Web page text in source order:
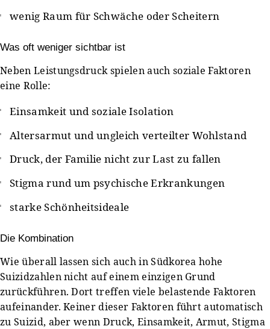
wenig Raum für Schwäche oder Scheitern
Was oft weniger sichtbar ist
Neben Leistungsdruck spielen auch soziale Faktoren
eine Rolle:
Einsamkeit und soziale Isolation
Altersarmut und ungleich verteilter Wohlstand
Druck, der Familie nicht zur Last zu fallen
Stigma rund um psychische Erkrankungen
starke Schönheitsideale
Die Kombination
Wie überall lassen sich auch in Südkorea hohe
Suizidzahlen nicht auf einem einzigen Grund
zurückführen. Dort treffen viele belastende Faktoren
aufeinander. Keiner dieser Faktoren führt automatisch
zu Suizid, aber wenn Druck, Einsamkeit, Armut, Stigma